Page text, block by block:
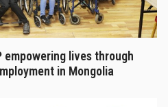
empowering lives through
in Mongolia